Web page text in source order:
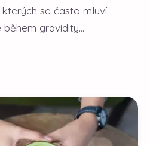
se často mluví.
gravidity...